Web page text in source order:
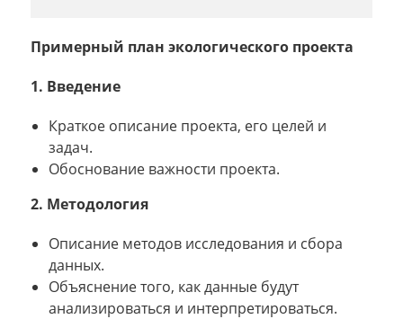
Примерный план экологического проекта
1. Введение
Краткое описание проекта, его целей и
задач.
Обоснование важности проекта.
2. Методология
Описание методов исследования и сбора
данных.
Объяснение того, как данные будут
анализироваться и интерпретироваться.